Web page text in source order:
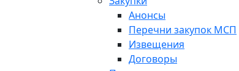
Анонсы
Перечни закупок МСП
Извещения
Договоры